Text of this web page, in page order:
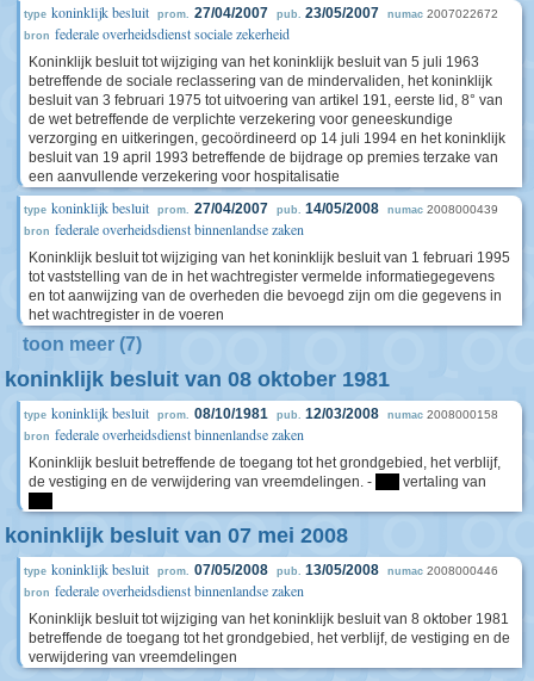
type koninklijk besluit prom. 27/04/2007 pub. 23/05/2007 numac 2007022672
bron federale overheidsdienst sociale zekerheid
Koninklijk besluit tot wijziging van het koninklijk besluit van 5 juli 1963
betreffende de sociale reclassering van de mindervaliden, het koninklijk
besluit van 3 februari 1975 tot uitvoering van artikel 191, eerste lid, 8° van
de wet betreffende de verplichte verzekering voor geneeskundige
verzorging en uitkeringen, gecoördineerd op 14 juli 1994 en het koninklijk
besluit van 19 april 1993 betreffende de bijdrage op premies terzake van
een aanvullende verzekering voor hospitalisatie
type koninklijk besluit prom. 27/04/2007 pub. 14/05/2008 numac 2008000439
bron federale overheidsdienst binnenlandse zaken
Koninklijk besluit tot wijziging van het koninklijk besluit van 1 februari 1995
tot vaststelling van de in het wachtregister vermelde informatiegegevens
en tot aanwijzing van de overheden die bevoegd zijn om die gegevens in
het wachtregister in de voeren
toon meer (7)
koninklijk besluit van 08 oktober 1981
type koninklijk besluit prom. 08/10/1981 pub. 12/03/2008 numac 2008000158
bron federale overheidsdienst binnenlandse zaken
Koninklijk besluit betreffende de toegang tot het grondgebied, het verblijf,
de vestiging en de verwijdering van vreemdelingen. -
vertaling van
koninklijk besluit van 07 mei 2008
type koninklijk besluit prom. 07/05/2008 pub. 13/05/2008 numac 2008000446
bron federale overheidsdienst binnenlandse zaken
Koninklijk besluit tot wijziging van het koninklijk besluit van 8 oktober 1981
betreffende de toegang tot het grondgebied, het verblijf, de vestiging en de
verwijdering van vreemdelingen